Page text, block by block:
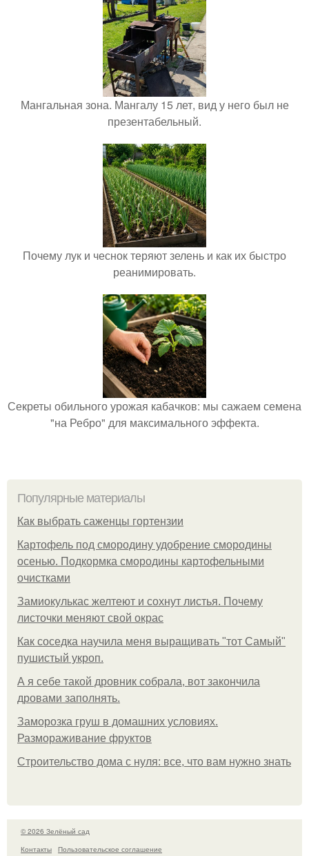
Мангальная зона. Мангалу 15 лет, вид у него был не
презентабельный.
Почему лук и чеснок теряют зелень и как их быстро
реанимировать.
Секреты обильного урожая кабачков: мы сажаем семена
"на Ребро" для максимального эффекта.
Популярные материалы
Как выбрать саженцы гортензии
Картофель под смородину удобрение смородины
осенью. Подкормка смородины картофельными
очистками
Замиокулькас желтеют и сохнут листья. Почему
листочки меняют свой окрас
Как соседка научила меня выращивать "тот Самый"
пушистый укроп.
А я себе такой дровник собрала, вот закончила
дровами заполнять.
Заморозка груш в домашних условиях.
Размораживание фруктов
Строительство дома с нуля: все, что вам нужно знать
© 2026 Зелёный сад
Контакты
Пользовательское соглашение